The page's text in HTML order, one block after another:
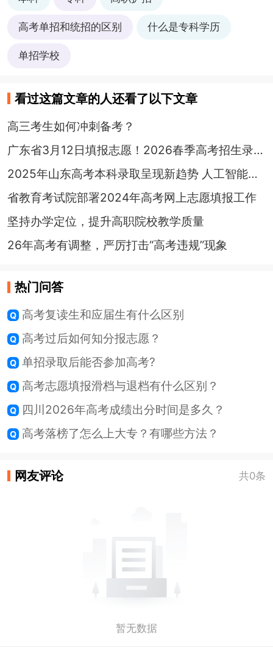
高考单招和统招的区别 什么是专科学历
单招学校
看过这篇文章的人还看了以下文章
高三考生如何冲刺备考？
广东省3月12日填报志愿！2026春季高考招生录取最低分数线已公布！
2025年山东高考本科录取呈现新趋势 人工智能热度攀升
省教育考试院部署2024年高考网上志愿填报工作
坚持办学定位，提升高职院校教学质量
26年高考有调整，严厉打击“高考违规”现象
热门问答
高考复读生和应届生有什么区别
高考过后如何知分报志愿？
单招录取后能否参加高考?
高考志愿填报滑档与退档有什么区别？
四川2026年高考成绩出分时间是多久？
高考落榜了怎么上大专？有哪些方法？
网友评论 共0条
暂无数据